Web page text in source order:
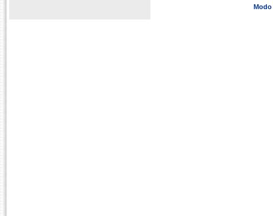
Modo